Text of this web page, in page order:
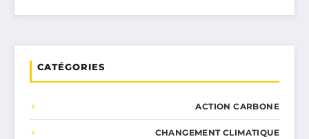
CATÉGORIES
ACTION CARBONE
CHANGEMENT CLIMATIQUE